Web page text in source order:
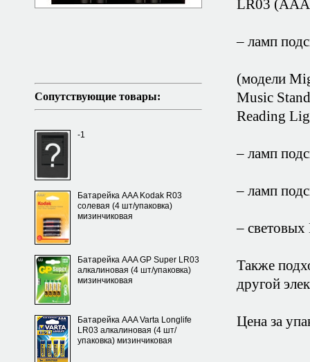
Сопутствующие товары:
-1
Батарейка AAA Kodak R03
солевая (4 шт/упаковка)
мизинчиковая
Батарейка AAA GP Super LR03
алкалиновая (4 шт/упаковка)
мизинчиковая
Батарейка AAA Varta Longlife
LR03 алкалиновая (4 шт/
упаковка) мизинчиковая
LR03
– ламп
(модели
Music
Reading
– ламп
– ламп
– световых
Также
другой
Цена за